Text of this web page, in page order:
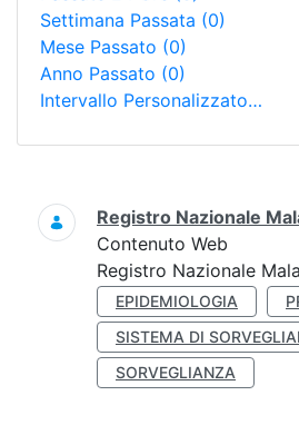
Settimana Passata (0)
Mese Passato (0)
Anno Passato (0)
Intervallo Personalizzato…
Ricerca
Registro Nazionale
Contenuto Web
Registro Nazionale
EPIDEMIOLOGIA
SISTEMA DI
SORVEGLIANZA